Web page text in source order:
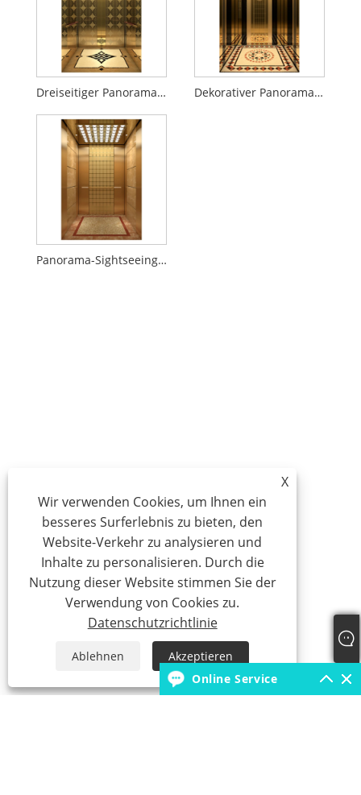
Dreiseitiger Panoramaaufzug Dekorativer Panoramaaufzug
Panorama-Sightseeing-Aufzug
X
Wir verwenden Cookies, um Ihnen ein
besseres Surferlebnis zu bieten, den
Website-Verkehr zu analysieren und
Inhalte zu personalisieren. Durch die
Nutzung dieser Website stimmen Sie der
Verwendung von Cookies zu.
Datenschutzrichtlinie
Ablehnen
Akzeptieren
Online Service